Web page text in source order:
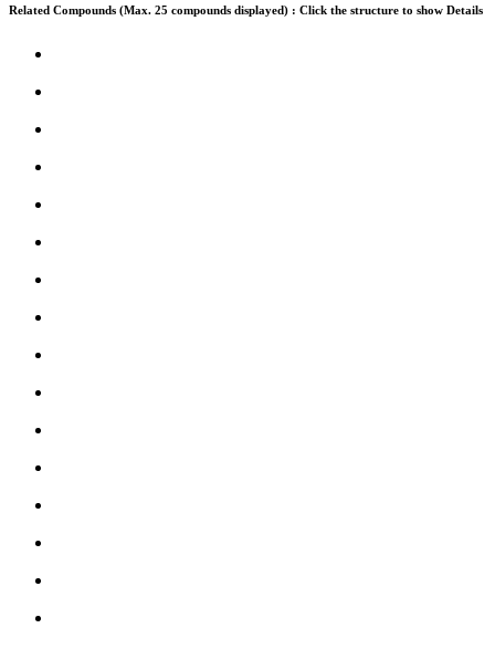
Related Compounds (Max. 25 compounds displayed) : Click the structure to show Details